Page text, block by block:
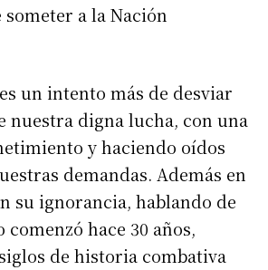
a la Nación
un intento más de desviar
nuestra digna lucha, con una
y haciendo oídos
demandas. Además en
su ignorancia, hablando de
hace 30 años,
de historia combativa